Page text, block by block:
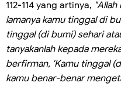
112-114 yang artinya,
lamanya kamu tinggal di
tinggal (di bumi) sehari
tanyakanlah kepada
berfirman, 'Kamu tinggal
kamu benar-benar